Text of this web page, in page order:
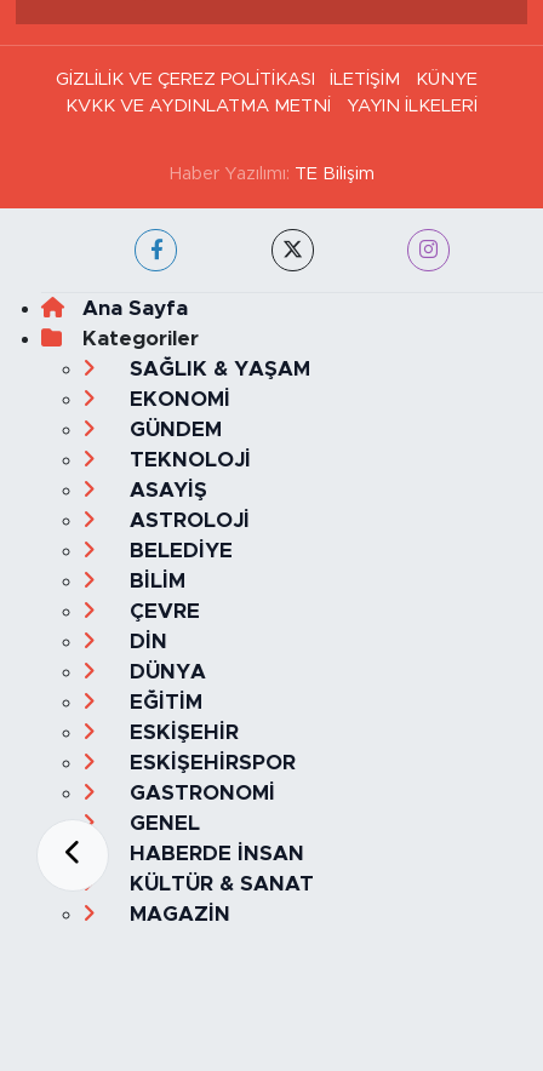
GİZLİLİK VE ÇEREZ POLİTİKASI İLETİŞİM
KÜNYE
KVKK VE AYDINLATMA METNİ
YAYIN İLKELERİ
Haber Yazılımı: TE Bilişim
Ana Sayfa
Kategoriler
SAĞLIK & YAŞAM
EKONOMİ
GÜNDEM
TEKNOLOJİ
ASAYİŞ
ASTROLOJİ
BELEDİYE
BİLİM
ÇEVRE
DİN
DÜNYA
EĞİTİM
ESKİŞEHİR
ESKİŞEHİRSPOR
GASTRONOMİ
GENEL
HABERDE İNSAN
KÜLTÜR & SANAT
MAGAZİN